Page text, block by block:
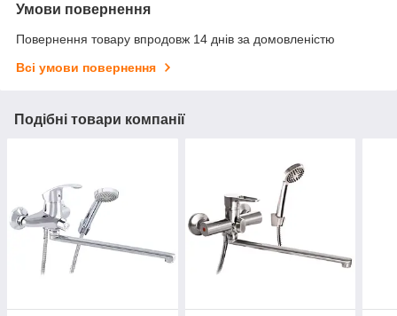
Умови повернення
Повернення товару впродовж 14 днів за домовленістю
Всі умови повернення
Подібні товари компанії